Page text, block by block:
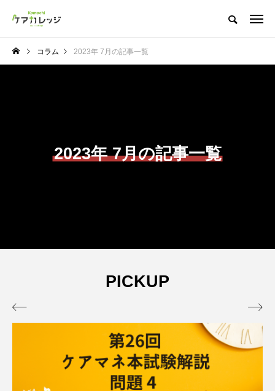
コラム 2023年 7月の記事一覧
2023年 7月の記事一覧
PICKUP
 